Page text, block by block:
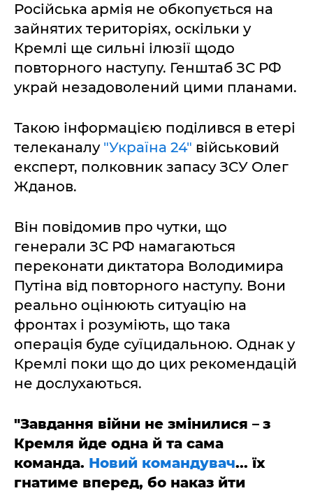
Російська армія не обкопується на
зайнятих територіях, оскільки у
Кремлі ще сильні ілюзії щодо
повторного наступу. Генштаб ЗС РФ
украй незадоволений цими планами.
Такою інформацією поділився в етері
телеканалу "Україна 24" військовий
експерт, полковник запасу ЗСУ Олег
Жданов.
Він повідомив про чутки, що
генерали ЗС РФ намагаються
переконати диктатора Володимира
Путіна від повторного наступу. Вони
реально оцінюють ситуацію на
фронтах і розуміють, що така
операція буде суїцидальною. Однак у
Кремлі поки що до цих рекомендацій
не дослухаються.
"Завдання війни не змінилися – з
Кремля йде одна й та сама
команда. Новий командувач... їх
гнатиме вперед, бо наказ йти